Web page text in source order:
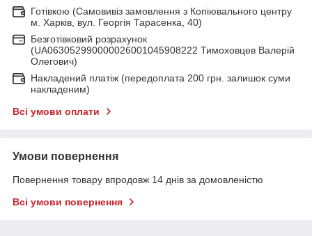
Готівкою (Самовивіз замовлення з Копіювального центру
м. Харків, вул. Георгія Тарасенка, 40)
Безготівковий розрахунок
(UA063052990000026001045908222 Тимоховцев Валерій
Олегович)
Накладений платіж (передоплата 200 грн. залишок суми
накладеним)
Всі умови оплати
Умови повернення
Повернення товару впродовж 14 днів за домовленістю
Всі умови повернення